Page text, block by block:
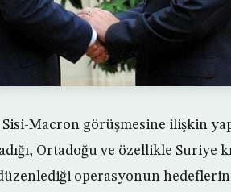
Macron görüşmesine ilişkin
Ortadoğu ve özellikle Suriye
operasyonun